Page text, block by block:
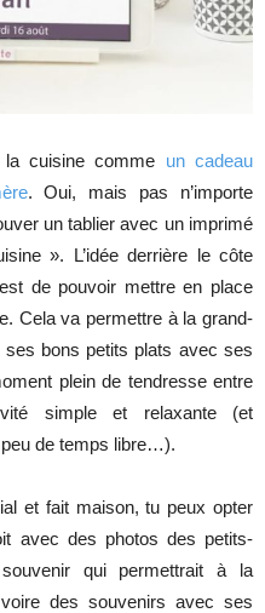
cuisine comme un cadeau
. Oui, mais pas n’importe
un tablier avec un imprimé
». L’idée derrière le côte
de pouvoir mettre en place
Cela va permettre à la grand-
bons petits plats avec ses
plein de tendresse entre
simple et relaxante (et
de temps libre…).
et fait maison, tu peux opter
avec des photos des petits-
qui permettrait à la
des souvenirs avec ses